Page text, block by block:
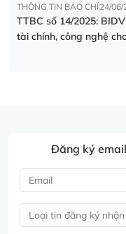
THÔNG TIN BÁO CHÍ24/06/
TTBC số 14/2025:
tài chính, công nghệ
Đăng ký
Loại tin đăng ký nhận